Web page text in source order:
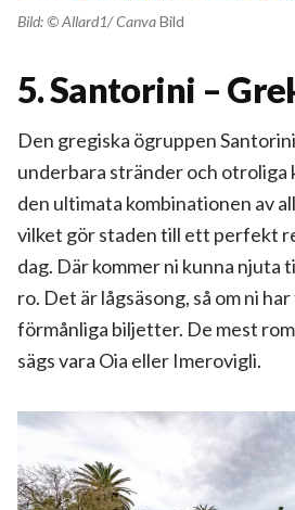
Bild: © Allard1/ CanvaBild
5. Santorini –
Den gregiska ögruppen
underbara stränder och otroliga
den ultimata kombinationen av
vilket gör staden till ett perfekt
dag. Där kommer ni kunna njuta
ro. Det är lågsäsong, så om ni
förmånliga biljetter. De mest
sägs vara Oia eller Imerovigli.